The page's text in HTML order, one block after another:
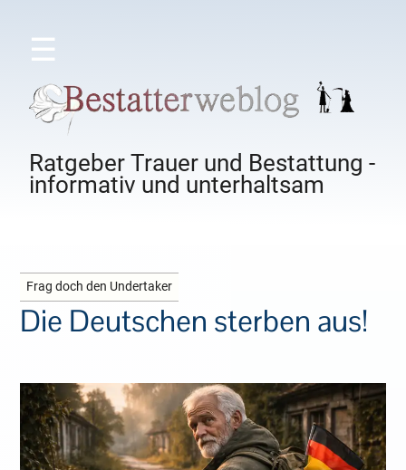
☰
Ratgeber Trauer und Bestattung -
informativ und unterhaltsam
Frag doch den Undertaker
Die Deutschen sterben aus!